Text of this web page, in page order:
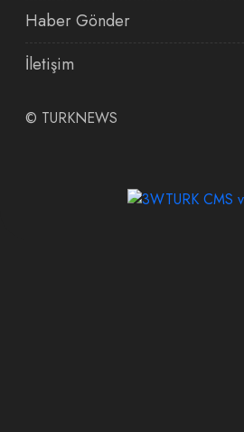
Haber Gönder
İletişim
© TURKNEWS